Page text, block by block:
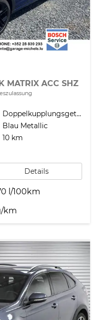
MATRIX ACC SHZ
Doppelkupplungsgetriebe (DSG)
Blau Metallic
10 km
Details
l/100km
km